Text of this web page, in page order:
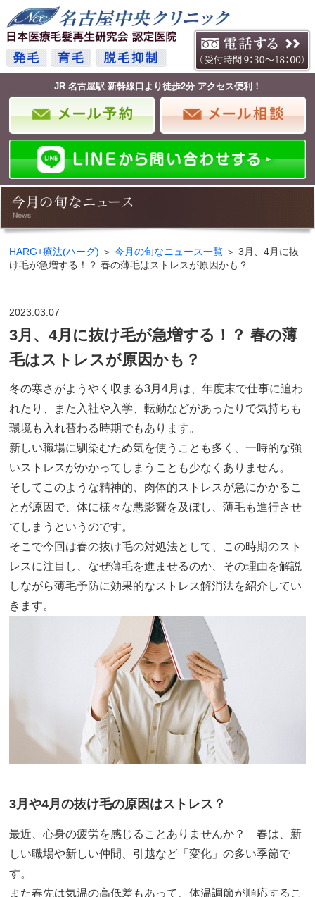
JR 名古屋駅 新幹線口より徒歩2分 アクセス便利！
HARG+療法(ハーグ) ＞今月の旬なニュース一覧 ＞ 3月、4月に抜
け毛が急増する！？ 春の薄毛はストレスが原因かも？
2023.03.07
3月、4月に抜け毛が急増する！？ 春の薄
毛はストレスが原因かも？
冬の寒さがようやく収まる3月4月は、年度末で仕事に追わ
れたり、また入社や入学、転勤などがあったりで気持ちも
環境も入れ替わる時期でもあります。
新しい職場に馴染むため気を使うことも多く、一時的な強
いストレスがかかってしまうことも少なくありません。
そしてこのような精神的、肉体的ストレスが急にかかるこ
とが原因で、体に様々な悪影響を及ぼし、薄毛も進行させ
てしまうというのです。
そこで今回は春の抜け毛の対処法として、この時期のスト
レスに注目し、なぜ薄毛を進ませるのか、その理由を解説
しながら薄毛予防に効果的なストレス解消法を紹介してい
きます。
3月や4月の抜け毛の原因はストレス？
最近、心身の疲労を感じることありませんか？ 春は、新
しい職場や新しい仲間、引越など「変化」の多い季節で
す。
また春先は気温の高低差もあって、体温調節が順応するこ